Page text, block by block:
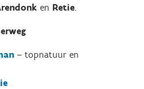
en Retie.
– topnatuur en